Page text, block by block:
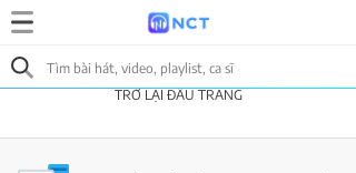
TRỞ LẠI ĐẦU TRANG